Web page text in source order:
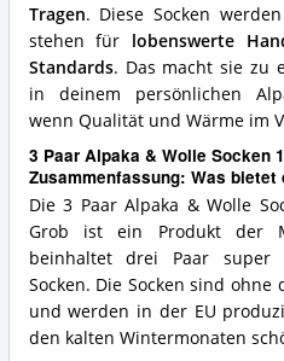
Tragen. Diese Socken
stehen für lobenswerte
Standards. Das macht sie zu
in deinem persönlichen
wenn Qualität und Wärme im
3 Paar Alpaka & Wolle Socken
Zusammenfassung: Was
Die 3 Paar Alpaka & Wolle
Grob ist ein Produkt der
beinhaltet drei Paar super
Socken. Die Socken sind
und werden in der EU
den kalten Wintermonaten